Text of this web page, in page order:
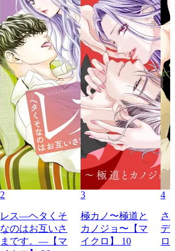
2
レス―ヘタくそ
なのはお互いさ
まです。―【マ
3
極カノ〜極道と
カノジョ〜【マ
イクロ】 10
4
さ
デ
ロ